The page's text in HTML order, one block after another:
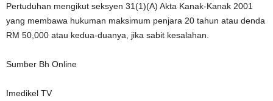
Pertuduhan mengikut seksyen 31(1)(A) Akta Kanak-Kanak 2001
yang membawa hukuman maksimum penjara 20 tahun atau denda
RM 50,000 atau kedua-duanya, jika sabit kesalahan.
Sumber Bh Online
Imedikel TV